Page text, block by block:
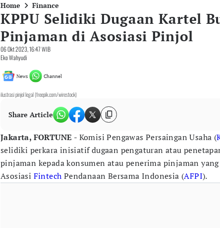
Home Finance
KPPU Selidiki Dugaan Kartel
Pinjaman di Asosiasi Pinjol
06 Okt 2023, 16:47 WIB
Eko Wahyudi
News Channel
ilustrasi pinjol legal (freepik.com/wirestock)
Share Article
Jakarta, FORTUNE - Komisi Pengawas Persaingan Usaha (
selidiki perkara inisiatif dugaan pengaturan atau
pinjaman kepada konsumen atau penerima pinjaman
Asosiasi Fintech Pendanaan Bersama Indonesia (AFPI).